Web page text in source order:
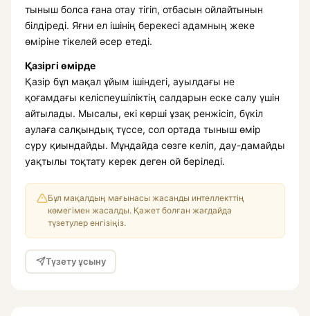
тыныш болса ғана отау тігіп, отбасын ойлайтынын
білдіреді. Яғни ел ішінің берекесі адамның жеке
өміріне тікелей әсер етеді.
Қазіргі өмірде
Қазір бұл мақал ұйым ішіндегі, ауылдағы не
қоғамдағы келіспеушіліктің салдарын еске салу үшін
айтылады. Мысалы, екі көрші ұзақ ренжісіп, бүкіл
аулаға салқындық түссе, сол ортада тыныш өмір
сүру қиындайды. Мұндайда сөзге келіп, дау-дамайды
уақтылы тоқтату керек деген ой беріледі.
Бұл мақалдың мағынасы жасанды интеллекттің
көмегімен жасалды. Қажет болған жағдайда
түзетулер енгізіңіз.
Түзету ұсыну